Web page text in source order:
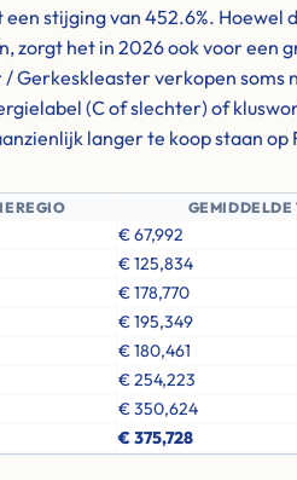
stijging van 452.6%. Hoewel
zorgt het in 2026 ook voor een
Gerkeskleaster verkopen soms
(C of slechter) of
langer te koop staan op
€ 67,992
€ 125,834
€ 178,770
€ 195,349
€ 180,461
€ 254,223
€ 350,624
€ 375,728